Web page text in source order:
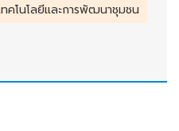
คโนโลยีและการพัฒนาชุมชน